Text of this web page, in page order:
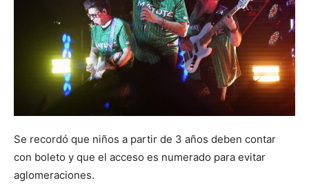
Se recordó que niños a partir de 3 años deben contar
con boleto y que el acceso es numerado para evitar
aglomeraciones.